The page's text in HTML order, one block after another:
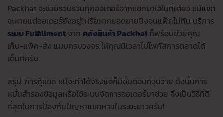
Packhai จะช่วยรวบรวมทุกออเดอร์จากแชทมาไว้ในที่เดียว แม้แชท
จะหายแต่ออเดอร์ยังอยู่! หรือหากยอดขายปังจนแพ็คไม่ทัน บริการ
ระบบ Fulfillment จาก คลังสินค้า Packhai ก็พร้อมช่วยคุณ
เก็บ-แพ็ค-ส่ง แบบครบวงจร ให้คุณมีเวลาไปโฟกัสการตลาดได้
เต็มที่ครับ
สรุป: การกู้แชท แม้จะทำได้จริงแต่ก็มีขั้นตอนที่วุ่นวาย ดังนั้นการ
หมั่นสำรองข้อมูลหรือใช้ระบบจัดการออเดอร์มาช่วย จึงเป็นวิธีที่ดี
ที่สุดในการป้องกันปัญหาแชทหายในระยะยาวครับ!